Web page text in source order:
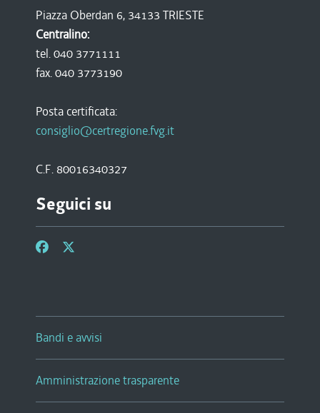
Piazza Oberdan 6, 34133 TRIESTE
Centralino:
tel. 040 3771111
fax. 040 3773190
Posta certificata:
consiglio@certregione.fvg.it
C.F. 80016340327
Seguici su
Bandi e avvisi
Amministrazione trasparente